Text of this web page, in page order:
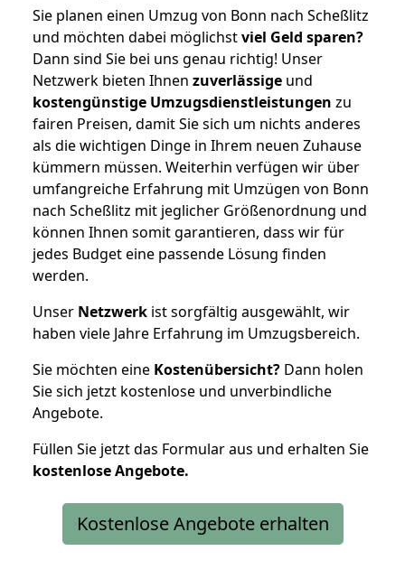
Sie planen einen Umzug von Bonn nach Scheßlitz
und möchten dabei möglichstviel Geld sparen?
Dann sind Sie bei uns genau richtig! Unser
Netzwerk bieten Ihnen zuverlässige und
kostengünstige Umzugsdienstleistungen zu
fairen Preisen, damit Sie sich um nichts anderes
als die wichtigen Dinge in Ihrem neuen Zuhause
kümmern müssen. Weiterhin verfügen wir über
umfangreiche Erfahrung mit Umzügen von Bonn
nach Scheßlitz mit jeglicher Größenordnung und
können Ihnen somit garantieren, dass wir für
jedes Budget eine passende Lösung finden
werden.
Unser Netzwerk ist sorgfältig ausgewählt, wir
haben viele Jahre Erfahrung im Umzugsbereich.
Sie möchten eine Kostenübersicht? Dann holen
Sie sich jetzt kostenlose und unverbindliche
Angebote.
Füllen Sie jetzt das Formular aus und erhalten Sie
kostenloseAngebote.
Kostenlose Angebote erhalten